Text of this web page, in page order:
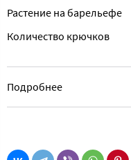
Растение на барельефе
Количество крючков
Подробнее